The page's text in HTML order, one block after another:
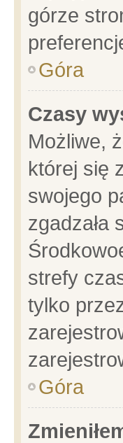
górze
Góra
Czasy
Możliwe,
której się
swojego
zgadzała
strefy
tylko
Góra